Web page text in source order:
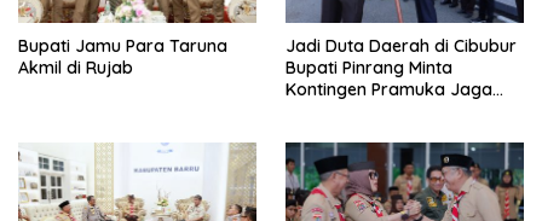
Bupati Jamu Para Taruna
Akmil di Rujab
Jadi Duta Daerah di Cibubur
Bupati Pinrang Minta
Kontingen Pramuka Jaga